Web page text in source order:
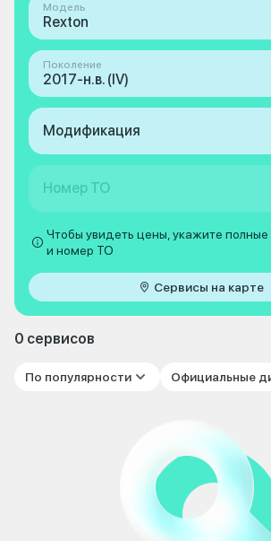
Модель
Rexton
Поколение
2017-н.в. (IV)
Модификация
Номер ТО
Чтобы увидеть цены, укажите
и номер ТО
Сервисы на карте
0 сервисов
По популярности Официальные